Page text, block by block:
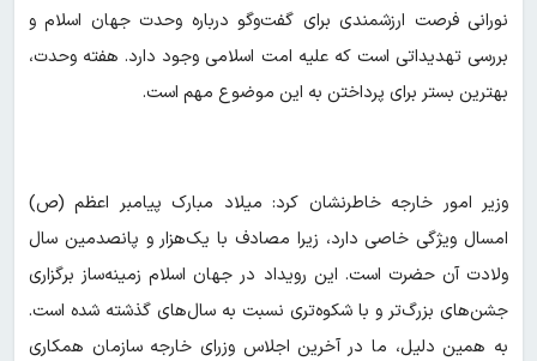
نورانی فرصت ارزشمندی برای گفت‌وگو درباره وحدت جهان اسلام و
بررسی تهدیداتی است که علیه امت اسلامی وجود دارد. هفته وحدت،
بهترین بستر برای پرداختن به این موضوع مهم است.
وزیر امور خارجه خاطرنشان کرد: میلاد مبارک پیامبر اعظم (ص)
امسال ویژگی خاصی دارد، زیرا مصادف با یک‌هزار و پانصدمین سال
ولادت آن حضرت است. این رویداد در جهان اسلام زمینه‌ساز برگزاری
جشن‌های بزرگ‌تر و با شکوه‌تری نسبت به سال‌های گذشته شده است.
به همین دلیل، ما در آخرین اجلاس وزرای خارجه سازمان همکاری